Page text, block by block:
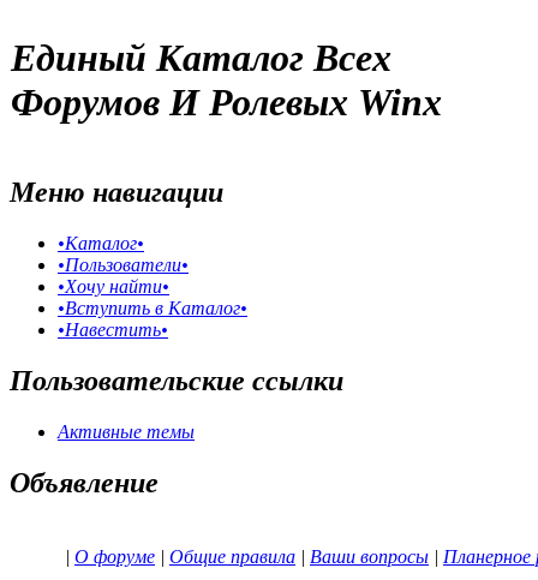
Единый Каталог Всех
Форумов И Ролевых Winx
Меню навигации
•Каталог•
•Пользователи•
•Хочу найти•
•Вступить в Каталог•
•Навестить•
Пользовательские ссылки
Активные темы
Объявление
| О форуме | Общие правила | Ваши вопросы | Планерное